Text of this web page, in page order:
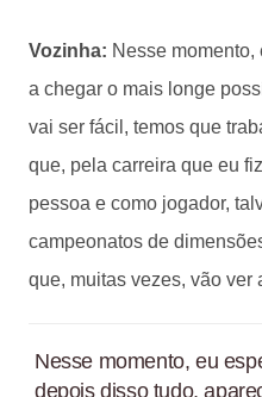
Vozinha: Nesse
a chegar o mais longe
vai ser fácil, temos que
que, pela carreira que eu
pessoa e como jogador,
campeonatos de
que, muitas vezes, vão ver
Nesse momento, eu
depois disso tudo,